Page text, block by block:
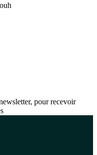
pour recevoir